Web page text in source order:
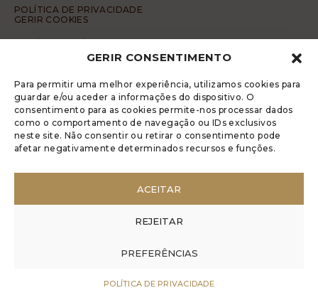
GERIR CONSENTIMENTO
Para permitir uma melhor experiência, utilizamos cookies para
guardar e/ou aceder a informações do dispositivo. O
consentimento para as cookies permite-nos processar dados
como o comportamento de navegação ou IDs exclusivos
neste site. Não consentir ou retirar o consentimento pode
afetar negativamente determinados recursos e funções.
ACEITAR
REJEITAR
PREFERÊNCIAS
POLÍTICA DE PRIVACIDADE
POLÍTICA DE PRIVACIDADE
GERIR COOKIES
CÓDIGO DE CONDUTA DA DENÚNCIA ANÓNIMA
© 2017 Rui Veríssimo Design